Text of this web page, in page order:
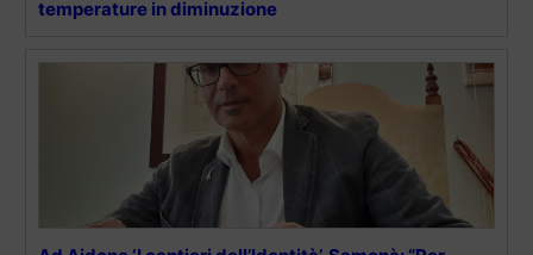
temperature in diminuzione